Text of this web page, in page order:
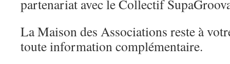
partenariat avec le Collectif
La Maison des Associations reste à
toute information complémentaire.